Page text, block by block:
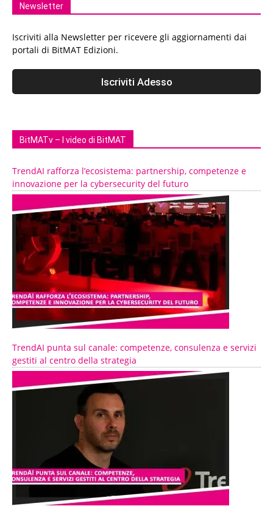
Newsletter
Iscriviti alla Newsletter per ricevere gli aggiornamenti dai
portali di BitMAT Edizioni.
BitMATv – I video di BitMAT
TrendAI rafforza l’ecosistema: partnership, competenze e
innovazione per la cybersecurity del futuro
TrendAI punta sul canale: competenze, consulenza e servizi
gestiti al centro della strategia